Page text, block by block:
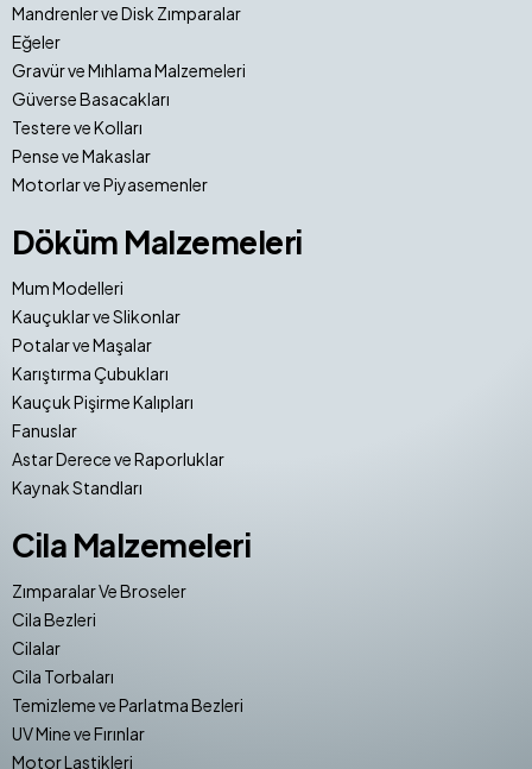
Mandrenler ve Disk Zımparalar
Eğeler
Gravür ve Mıhlama Malzemeleri
Güverse Basacakları
Testere ve Kolları
Pense ve Makaslar
Motorlar ve Piyasemenler
Döküm Malzemeleri
Mum Modelleri
Kauçuklar ve Slikonlar
Potalar ve Maşalar
Karıştırma Çubukları
Kauçuk Pişirme Kalıpları
Fanuslar
Astar Derece ve Raporluklar
Kaynak Standları
Cila Malzemeleri
Zımparalar Ve Broseler
Cila Bezleri
Cilalar
Cila Torbaları
Temizleme ve Parlatma Bezleri
UV Mine ve Fırınlar
Motor Lastikleri